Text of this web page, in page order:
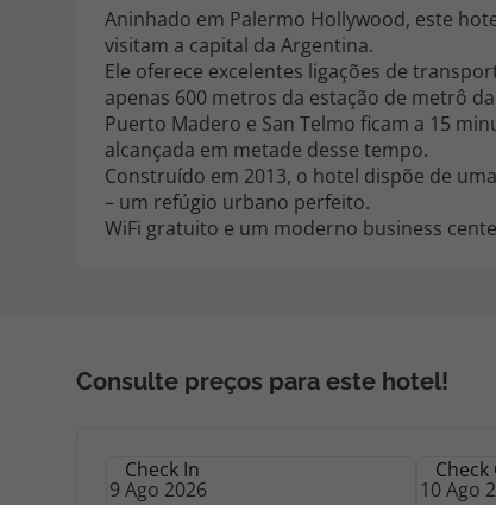
Aninhado em Palermo Hollywood, este
visitam a capital da Argentina.
Ele oferece excelentes ligações de
apenas 600 metros da estação de metrô
Puerto Madero e San Telmo ficam a 15
alcançada em metade desse tempo.
Construído em 2013, o hotel dispõe de
– um refúgio urbano perfeito.
WiFi gratuito e um moderno business
Consulte preços para este hotel!
Check In Check